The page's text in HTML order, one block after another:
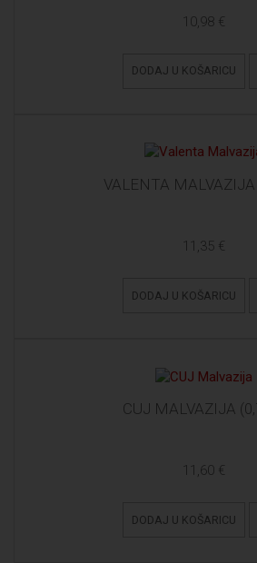
10,98 €
DODAJ U KOŠARICU
VALENTA MALVAZIJA
11,35 €
DODAJ U KOŠARICU
CUJ MALVAZIJA
11,60 €
DODAJ U KOŠARICU